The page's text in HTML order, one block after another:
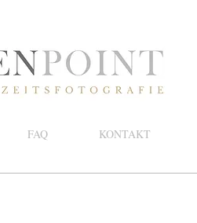
FAQ KONTAKT